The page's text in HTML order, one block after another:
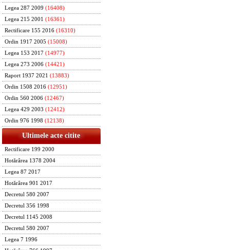
Legea 287 2009 (16408)
Legea 215 2001 (16361)
Rectificare 155 2016 (16310)
Ordin 1917 2005 (15008)
Legea 153 2017 (14977)
Legea 273 2006 (14421)
Raport 1937 2021 (13883)
Ordin 1508 2016 (12951)
Ordin 560 2006 (12467)
Legea 429 2003 (12412)
Ordin 976 1998 (12138)
Ultimele acte citite
Rectificare 199 2000
Hotărârea 1378 2004
Legea 87 2017
Hotărârea 901 2017
Decretul 580 2007
Decretul 356 1998
Decretul 1145 2008
Decretul 580 2007
Legea 7 1996